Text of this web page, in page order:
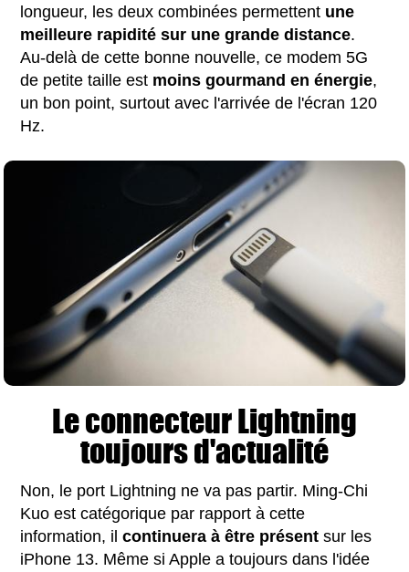
longueur, les deux combinées permettent une
meilleure rapidité sur une grande distance.
Au-delà de cette bonne nouvelle, ce modem 5G
de petite taille est moins gourmanden énergie,
un bon point, surtout avec l'arrivée de l'écran 120
Hz.
Le connecteur Lightning
toujours d'actualité
Non, le port Lightning ne va pas partir. Ming-Chi
Kuo est catégorique par rapport à cette
information, ilcontinuera à être présent sur les
iPhone 13. Même si Apple a toujours dans l'idée